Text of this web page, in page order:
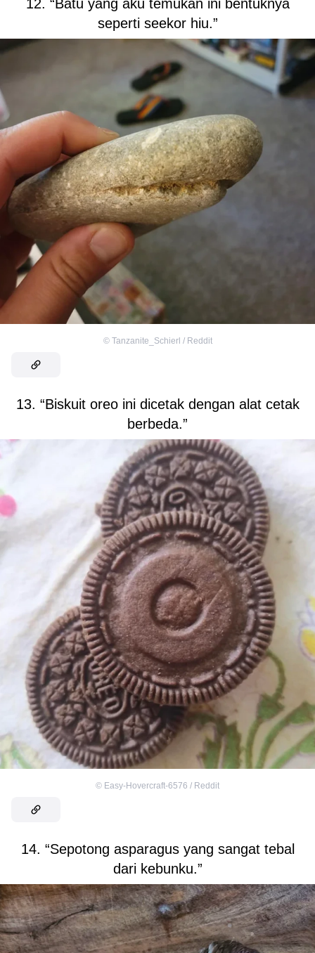
12. “Batu yang aku temukan ini bentuknya
seperti seekor hiu.”
© Tanzanite_Schierl / Reddit
13. “Biskuit oreo ini dicetak dengan alat cetak
berbeda.”
© Easy-Hovercraft-6576 / Reddit
14. “Sepotong asparagus yang sangat tebal
dari kebunku.”